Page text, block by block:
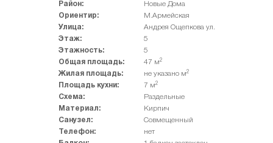
Район:
Новые Дома
Ориентир:
М.Армейская
Улица:
Андрея Ощепкова ул.
Этаж:
5
Этажность:
5
Общая площадь:
47 м2
Жилая площадь: не указано м2
Площадь кухни: 7 м2
Схема:
Раздельные
Материал:
Кирпич
Санузел:
Совмещенный
Телефон:
нет